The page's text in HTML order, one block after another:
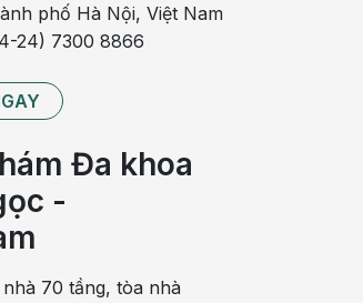
lượng sản xuất hormone T4 và T3
quả của viêm tuyến giáp Hashimoto
toàn hoặc phần lớn chức năng của
trị là nguyên nhân gây bệnh suy giáp
bướu cổ sau khi điều trị bằng iốt
và i-ốt suy giảm.
phố Hà Nội, Việt Nam
24) 7300 8866
Đa khoa
-
nhà 70 tầng, tòa nhà